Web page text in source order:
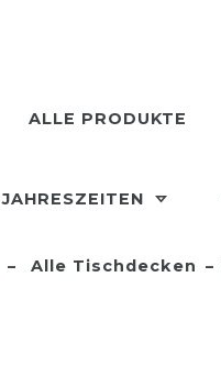
ALLE PRODUKTE
JAHRESZEITEN
Alle Tischdecken